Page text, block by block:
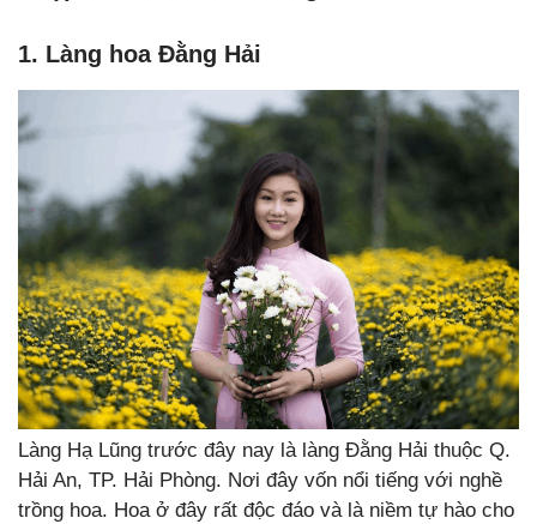
1. Làng hoa Đằng Hải
Làng Hạ Lũng trước đây nay là làng Đằng Hải thuộc Q.
Hải An, TP. Hải Phòng. Nơi đây vốn nổi tiếng với nghề
trồng hoa. Hoa ở đây rất độc đáo và là niềm tự hào cho